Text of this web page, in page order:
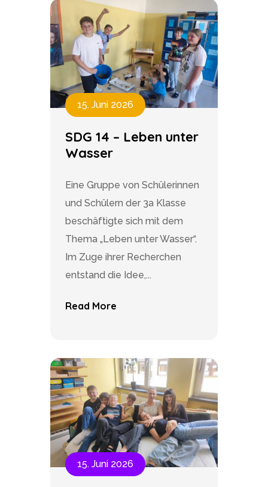
15. Juni 2026
SDG 14 – Leben unter
Wasser
Eine Gruppe von Schülerinnen
und Schülern der 3a Klasse
beschäftigte sich mit dem
Thema „Leben unter Wasser“.
Im Zuge ihrer Recherchen
entstand die Idee,...
Read More
15. Juni 2026